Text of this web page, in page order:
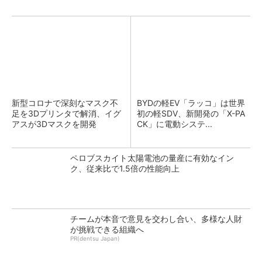
新型コロナで深刻なマスク不
足を3Dプリンタで解消、イグ
アスが3Dマスクを開発
BYDの軽EV「ラッコ」は世界
初の軽SDV、新開発の「X-PA
CK」に電動システ...
ペロブスカイト太陽電池の量産に有効なイン
ク、従来比で1.5倍の性能向上
チームが本音で意見を交わし合い、多様な人財
が挑戦できる組織へ
PR(dentsu Japan)